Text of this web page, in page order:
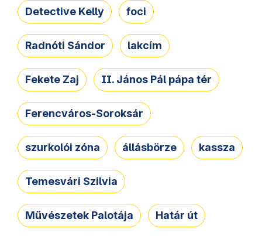
Detective Kelly foci
Radnóti Sándor lakcím
Fekete Zaj II. János Pál pápa tér
Ferencváros-Soroksár
szurkolói zóna állásbörze kassza
Temesvári Szilvia
Művészetek Palotája Határ út